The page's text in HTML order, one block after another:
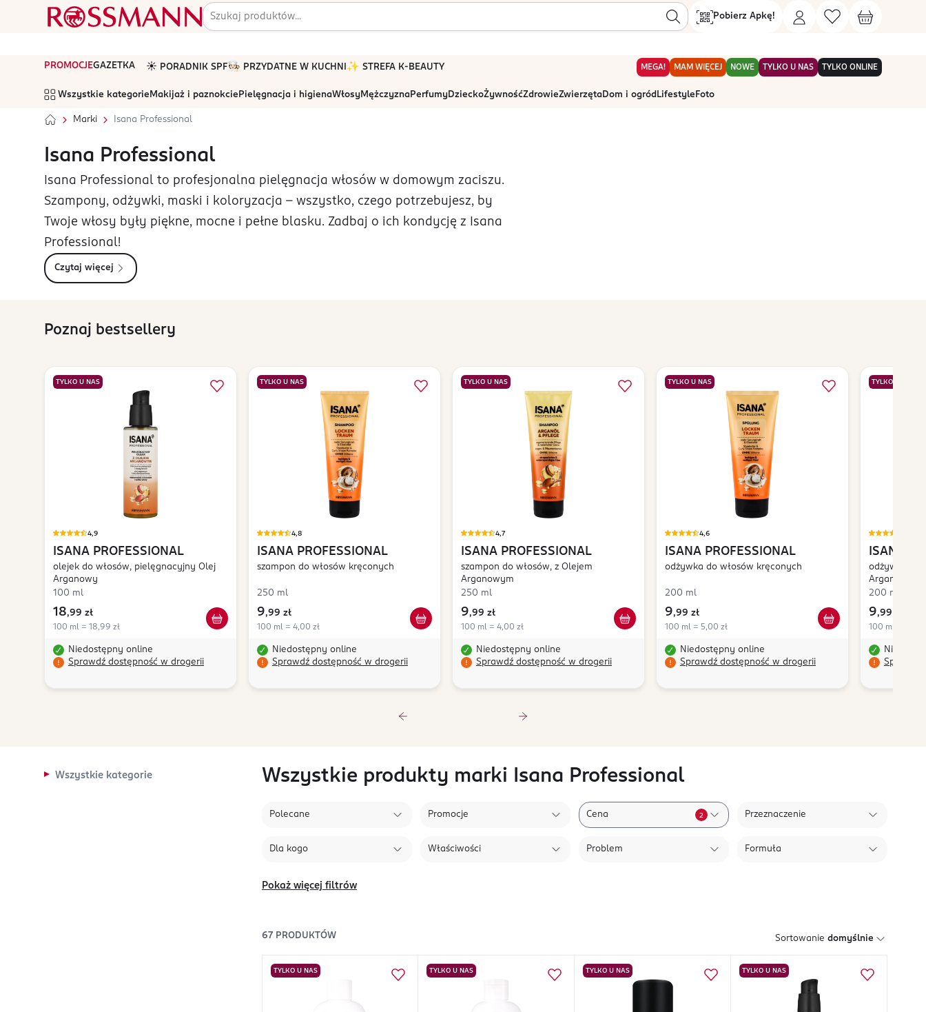
Pobierz Apkę!
PROMOCJEGAZETKA ☀️ PORADNIK SPF🧑🏻‍🍳 PRZYDATNE W KUCHNI ✨ STREFA K-BEAUTY MEGA! MAM WIĘCEJ NOWE TYLKO U NAS TYLKO ONLINE
Wszystkie kategorie Makijaż i paznokcie Pielęgnacja i higienaWłosyMężczyznaPerfumyDzieckoŻywnośćZdrowieZwierzętaDom i ogród Lifestyle Foto
Marki Isana Professional
Isana Professional
Isana Professional to profesjonalna pielęgnacja włosów w domowym zaciszu.
Szampony, odżywki, maski i koloryzacja – wszystko, czego potrzebujesz, by
Twoje włosy były piękne, mocne i pełne blasku. Zadbaj o ich kondycję z Isana
Professional!
Czytaj więcej
Poznaj bestsellery
TYLKO U NAS
4,9
ISANA PROFESSIONAL
olejek do włosów, pielęgnacyjny Olej
Arganowy
100 ml
18,99 zł
100 ml = 18,99 zł
Niedostępny online
Sprawdź dostępność w drogerii
TYLKO U NAS
4,8
ISANA PROFESSIONAL
szampon do włosów kręconych
250 ml
9,99 zł
100 ml = 4,00 zł
Niedostępny online
Sprawdź dostępność w drogerii
TYLKO U NAS
4,7
ISANA PROFESSIONAL
szampon do włosów, z Olejem
Arganowym
250 ml
9,99 zł
100 ml = 4,00 zł
Niedostępny online
Sprawdź dostępność w drogerii
TYLKO U NAS
4,6
ISANA PROFESSIONAL
odżywka do włosów kręconych
200 ml
9,99 zł
100 ml = 5,00 zł
Niedostępny online
Sprawdź dostępność w drogerii
TYLKO U NAS
ISANA
odżywka do
Arganowym
200 ml
9,99 zł
100 ml = 5,00
Sprawdź
Wszystkie kategorie Wszystkie produkty marki Isana Professional
Polecane Promocje Cena 2 Przeznaczenie
Dla kogo Właściwości Problem Formuła
Pokaż więcej filtrów
67 PRODUKTÓW Sortowanie domyślnie
TYLKO U NAS TYLKO U NAS TYLKO U NAS TYLKO U NAS